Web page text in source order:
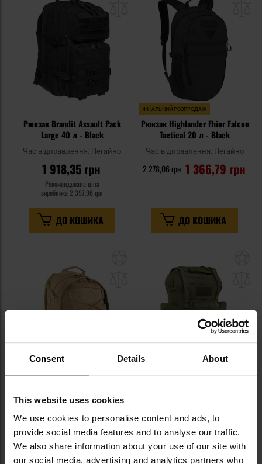
Consent Details About
This website uses cookies
We use cookies to personalise content and ads, to
provide social media features and to analyse our traffic.
We also share information about your use of our site with
our social media, advertising and analytics partners who
списку
уподобань
Рюкзак Brandit Assault Pack
Large 40 л - Black
Час відправлення: Негайно
1 918,35 грн
Рекомендована ціна
виробника 2 397,96 грн
ДО КОШИКА
ФІНАЛЬНИЙ РОЗПРОДАЖ
Рюкзак Highlander Fhior Falcon
Tactical 20 л - Black
Час відправлення: Негайно
1 366,79 грн
2 278,06 грн
ДО КОШИКА
уподобань
Рюкзак Helikon-Tex EDC
Cordura 21 л - Coyote
Час відправлення: Негайно
1 909,47 грн
4 196,52 грн
Час відправлення:Негайно
1 294,60 грн
2 865,71 грн